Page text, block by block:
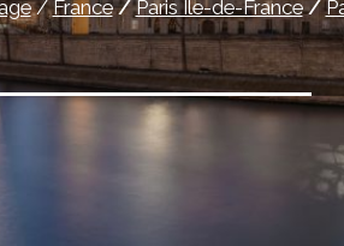
/France/Paris Île-de-France/